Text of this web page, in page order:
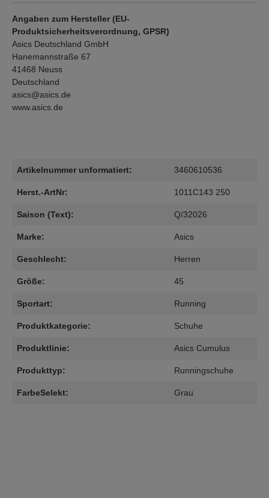
Angaben zum Hersteller (EU-
Produktsicherheitsverordnung, GPSR)
Asics Deutschland GmbH
Hanemannstraße 67
41468 Neuss
Deutschland
asics@asics.de
www.asics.de
Artikelnummer unformatiert: 3460610536
Herst.-ArtNr: 1011C143 250
Saison (Text): Q/32026
Marke: Asics
Geschlecht: Herren
Größe: 45
Sportart: Running
Produktkategorie: Schuhe
Produktlinie: Asics Cumulus
Produkttyp: Runningschuhe
FarbeSelekt: Grau